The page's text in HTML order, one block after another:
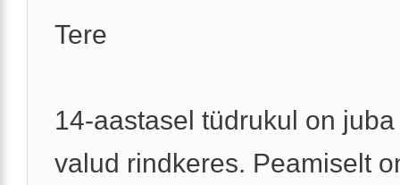
Tere
14-aastasel tüdrukul on
valud rindkeres. Peamiselt